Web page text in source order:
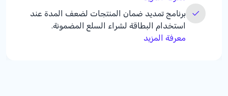
برنامج تمديد ضمان المنتجات لضعف المدة عند
استخدام البطاقة لشراء السلع المضمونة.
معرفة المزيد